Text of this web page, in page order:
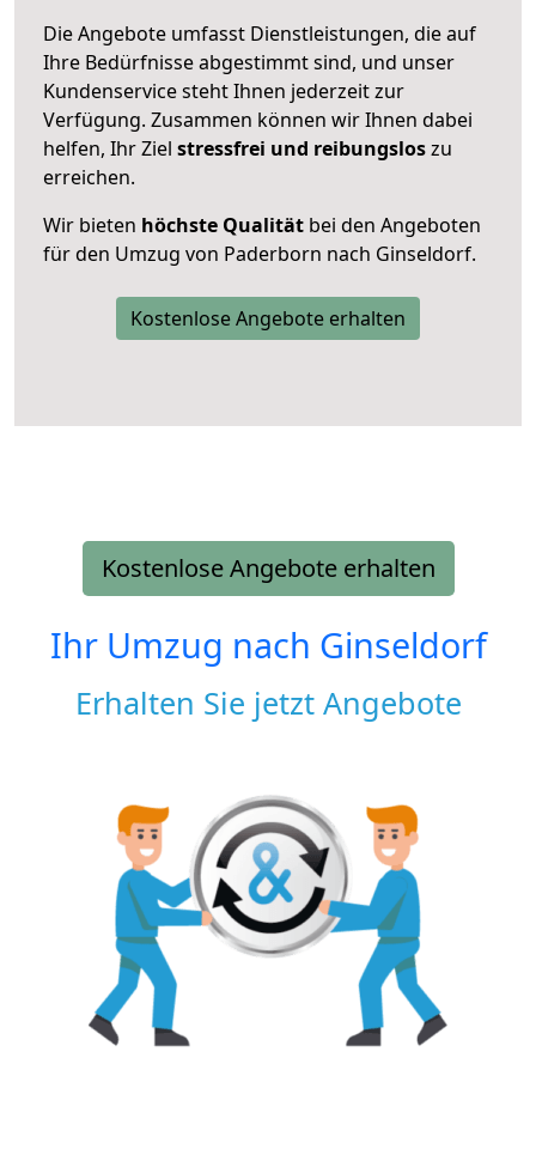
Die Angebote umfasst Dienstleistungen, die auf
Ihre Bedürfnisse abgestimmt sind, und unser
Kundenservice steht Ihnen jederzeit zur
Verfügung. Zusammen können wir Ihnen dabei
helfen, Ihr Ziel stressfrei und reibungsloszu
erreichen.
Wir bieten höchste Qualität bei den Angeboten
für den Umzug von Paderborn nach Ginseldorf.
Kostenlose Angebote erhalten
Kostenlose Angebote erhalten
Ihr Umzug nach Ginseldorf
Erhalten Sie jetzt Angebote